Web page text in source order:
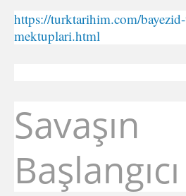
https://turktarihim.com/
mektuplari.html
Savaşın
Başlangıcı